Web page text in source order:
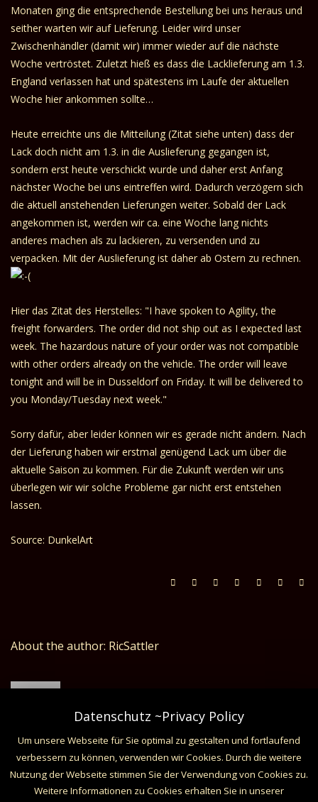
Monaten ging die entsprechende Bestellung bei uns heraus und
seither warten wir auf Lieferung. Leider wird unser
Zwischenhändler (damit wir) immer wieder auf die nächste
Woche vertröstet. Zuletzt hieß es dass die Lacklieferung am 1.3.
England verlassen hat und spätestens im Laufe der aktuellen
Woche hier ankommen sollte…
Heute erreichte uns die Mitteilung (Zitat siehe unten) dass der
Lack doch nicht am 1.3. in die Auslieferung gegangen ist,
sondern erst heute verschickt wurde und daher erst Anfang
nächster Woche bei uns eintreffen wird. Dadurch verzögern sich
die aktuell anstehenden Lieferungen weiter. Sobald der Lack
angekommen ist, werden wir ca. eine Woche lang nichts
anderes machen als zu lackieren, zu versenden und zu
verpacken. Mit der Auslieferung ist daher ab Ostern zu rechnen.
Hier das Zitat des Herstelles: "I have spoken to Agility, the
freight forwarders. The order did not ship out as I expected last
week. The hazardous nature of your order was not compatible
with other orders already on the vehicle. The order will leave
tonight and will be in Dusseldorf on Friday. It will be delivered to
you Monday/Tuesday next week."
Sorry dafür, aber leider können wir es gerade nicht ändern. Nach
der Lieferung haben wir erstmal genügend Lack um über die
aktuelle Saison zu kommen. Für die Zukunft werden wir uns
überlegen wir wir solche Probleme gar nicht erst entstehen
lassen.
Source: DunkelArt
About the author: RicSattler
Related Posts
Datenschutz ~Privacy Policy
Um unsere Webseite für Sie optimal zu gestalten und fortlaufend
verbessern zu können, verwenden wir Cookies. Durch die weitere
Nutzung der Webseite stimmen Sie der Verwendung von Cookies zu.
Weitere Informationen zu Cookies erhalten Sie in unserer